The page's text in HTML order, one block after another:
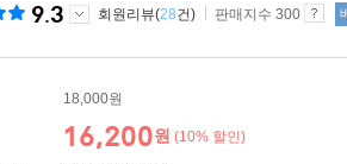
9.3 회원리뷰(28건) 판매지수 300
18,000원
16,200원 (10% 할인)